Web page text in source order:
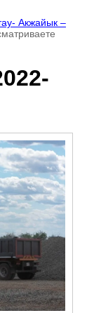
Акжайык –